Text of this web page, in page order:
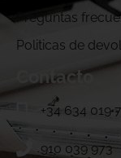
Preguntas
Politicas de
Contacto
+34 634 019
910 039 973